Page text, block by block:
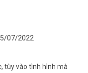
07/2022
tùy vào tình hình mà